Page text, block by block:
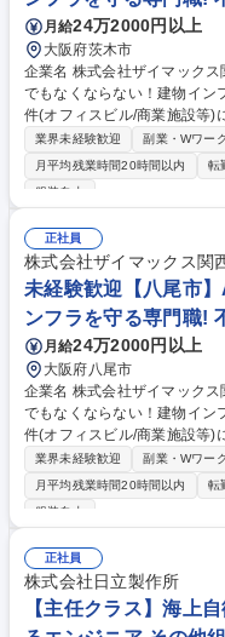
月給24万2000円以上
大阪府茨木市
企業名 株式会社ザイマックス関西 求人名 ★未経験歓迎【茨木
でもなくならない！建物インフラを守る専
件(オフィスビル/商業施設等)
せます。入社から1年程度は
育成します！※常駐する物件は自宅か
案件：同社が受託管理するオ
視、点検や各種法令に基づく
やレポート作成業務 ※建物の改変を伴
歓迎【茨木市】AI時代でもな
業界未経験歓迎 副業・Wワー
月平均残業時間20時間以内
転
服装自由
正社員
株式会社ザイマックス関
未経験歓迎【八尾市
ンフラを守る専門職!
月給24万2000円以上
大阪府八尾市
企業名 株式会社ザイマックス関西 求人名 ★未経験歓迎【八尾
でもなくならない！建物インフラを守る専
件(オフィスビル/商業施設等)
せます。入社から1年程度は
育成します！※常駐する物件は自宅か
案件：同社が受託管理するオ
視、点検や各種法令に基づく
やレポート作成業務 ※建物の改変を伴
歓迎【八尾市】AI時代でもな
業界未経験歓迎 副業・Wワー
月平均残業時間20時間以内
転
服装自由
正社員
株式会社日立製作所
【主任クラス】海上